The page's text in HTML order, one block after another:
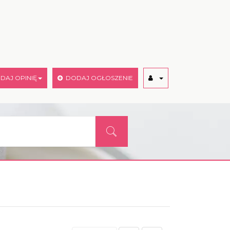
OPINIĘ DODAJ OGŁOSZENIE